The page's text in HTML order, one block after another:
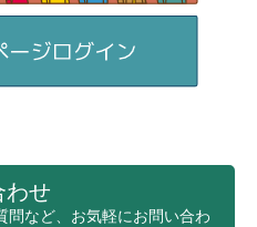
わせ
問など、お気軽にお問い合わ